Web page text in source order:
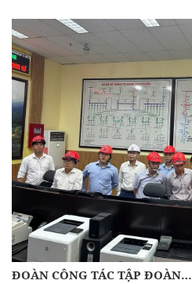
ĐOÀN CÔNG TÁC TẬP ĐOÀN…